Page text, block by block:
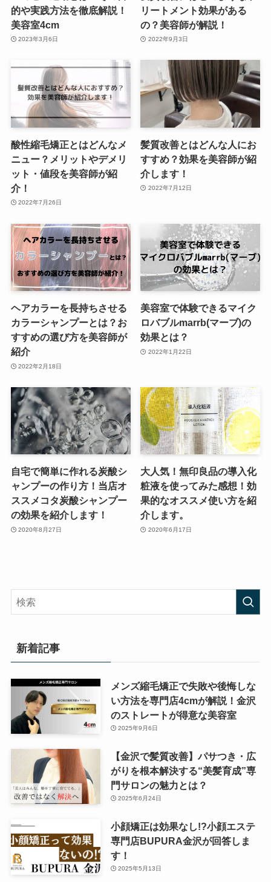
的や実践方法を徹底解説！
美容室4cm
2023年3月6日
リートメント効果がある
の？美容師が解説！
2022年9月3日
酸性縮毛矯正とはどんなメ
ニュー？メリットやデメリ
ット・値段を美容師が紹
介！
2022年7月26日
髪質改善とはどんな人にお
すすめ？効果を美容師が紹
介します！
2022年7月12日
ヘアカラーを長持ちさせる
カラーシャンプーとは？お
すすめの選び方を美容師が
紹介
2022年2月18日
美容室で体験できるマイク
ロバブルmarrb(マーブ)の
効果とは？
2022年1月22日
自宅で簡単に作れる炭酸シ
ャンプーの作り方！当店オ
ススメコタ炭酸シャンプー
の効果を紹介します！
2020年8月27日
大人気！無印良品の導入化
粧液を使ってみた感想！効
果的なオススメ使い方を紹
介します。
2020年6月17日
新着記事
メンズ縮毛矯正で失敗や後悔しな
い方法を専門店4cmが解説！金沢
のストレートが得意な美容室
2025年9月6日
【金沢で髪質改善】パサつき・広
がりを根本解決する“美髪育成”専
門サロンの魅力とは？
2025年6月24日
小顔矯正は効果なし!?小顔エステ
専門店BUPURA金沢が回答しま
す！
2025年5月13日